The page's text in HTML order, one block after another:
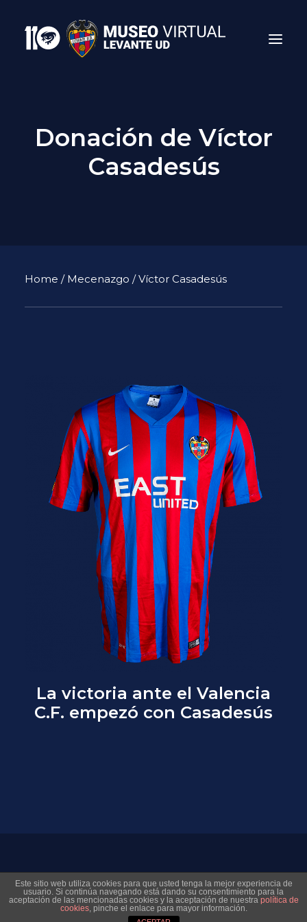
Donación de Víctor
Casadesús
Home / Mecenazgo / Víctor Casadesús
La victoria ante el Valencia
C.F. empezó con Casadesús
© 2026 Museo Virtual Levante UD. All rights reserved
Este sitio web utiliza cookies para que usted tenga la mejor experiencia de
usuario. Si continúa navegando está dando su consentimiento para la
aceptación de las mencionadas cookies y la aceptación de nuestra política de
cookies, pinche el enlace para mayor información.